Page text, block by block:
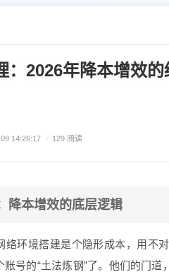
：2026年降本增效
14:26:17 / 129 阅读
降本增效的底层逻辑
络环境搭建是个隐形成本，用不
号的“土法炼钢”了。他们的门道